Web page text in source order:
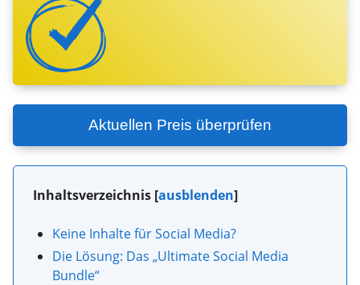
Aktuellen Preis überprüfen
Inhaltsverzeichnis [ausblenden]
Keine Inhalte für Social Media?
Die Lösung: Das „Ultimate Social Media
Bundle“